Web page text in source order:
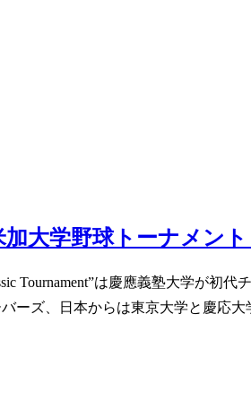
大学野球トーナメント
Tournament”は慶應義塾大学が
ーズ、日本からは東京大学と慶応